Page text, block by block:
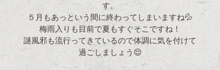
す。
５月もあっという間に終わってしまいますね💦
梅雨入りも目前で夏もすぐそこですね！
謎風邪も流行ってきているので体調に気を付けて
過ごしましょう😌